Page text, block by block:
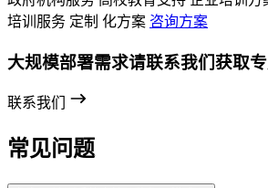
培训服务 定制 化方案 咨询方案
大规模部署需求请联系我们获取
联系我们
常见问题